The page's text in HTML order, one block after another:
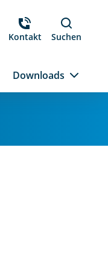
Kontakt Suchen
Downloads